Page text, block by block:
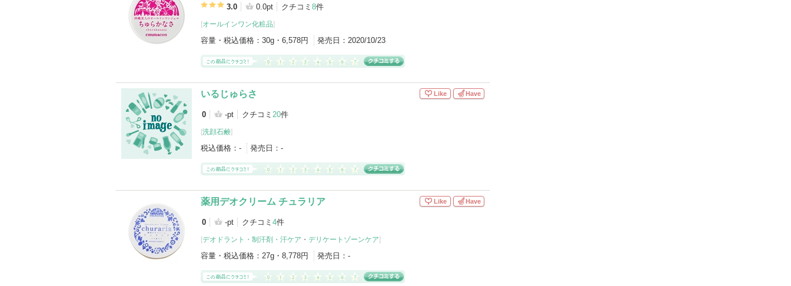
3.0 0.0pt クチコミ 8件
[オールインワン化粧品]
容量・税込価格： 30g・6,578円 発売日： 2020/10/23
いるじゅらさ
0 -pt クチコミ 20件
[洗顔石鹸]
税込価格： - 発売日： -
Like Have
薬用デオクリーム チュラリア
0 -pt クチコミ 4件
[デオドラント・制汗剤・汗ケア ・ デリケートゾーンケア]
容量・税込価格： 27g・8,778円 発売日： -
Like Have